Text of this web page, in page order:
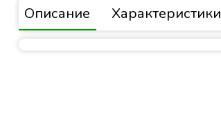
Описание Характеристики